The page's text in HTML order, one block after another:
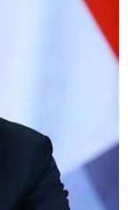
(phải) và Ngoại
gặp ở Tehran
thêm một
quan hệ